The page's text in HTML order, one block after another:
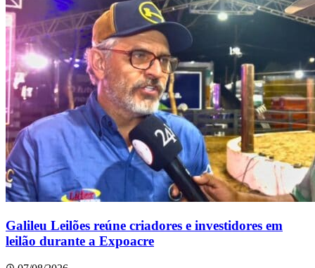
Galileu Leilões reúne criadores e investidores em
leilão durante a Expoacre